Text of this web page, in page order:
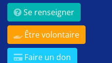
Se renseigner
Être volontaire
Faire un don